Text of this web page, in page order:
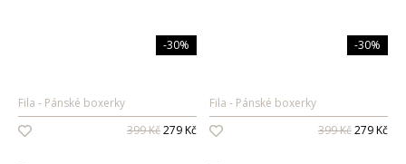
-30%
Fila
Pánské boxerky
399 Kč279 Kč
-30%
Fila
Pánské boxerky
399 Kč279 Kč